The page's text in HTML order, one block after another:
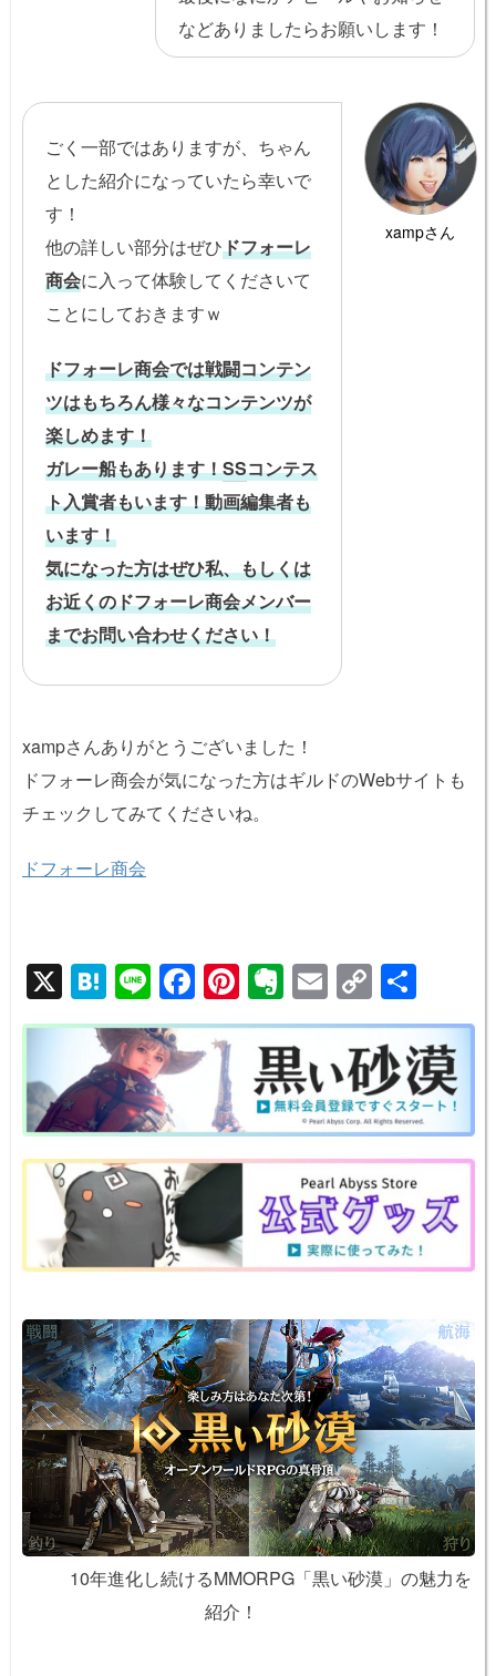
などありましたらお願いします！
xampさん
ごく一部ではありますが、ちゃん
とした紹介になっていたら幸いで
す！
他の詳しい部分はぜひドフォーレ
商会に入って体験してくださいて
ことにしておきますｗ
ドフォーレ商会では戦闘コンテン
ツはもちろん様々なコンテンツが
楽しめます！
ガレー船もあります！SSコンテス
ト入賞者もいます！動画編集者も
います！
気になった方はぜひ私、もしくは
お近くのドフォーレ商会メンバー
までお問い合わせください！
xampさんありがとうございました！
ドフォーレ商会が気になった方はギルドのWebサイトも
チェックしてみてくださいね。
ドフォーレ商会
X H
at
e
n
a
Li
n
e
F
a
c
b
o
o
k
Pi
nt
er
e
st
E
v
er
n
ot
e
E
m
ail
C
o
p
y
Li
n
k
有
10年進化し続けるMMORPG「黒い砂漠」の魅力を
紹介！